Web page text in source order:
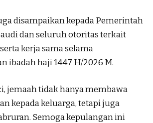
disampaikan kepada Pemerintah
dan seluruh otoritas terkait
kerja sama selama
ibadah haji 1447 H/2026 M.
jemaah tidak hanya membawa
kepada keluarga, tetapi juga
Semoga kepulangan ini